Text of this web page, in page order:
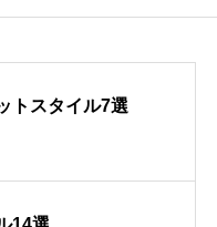
トスタイル7選